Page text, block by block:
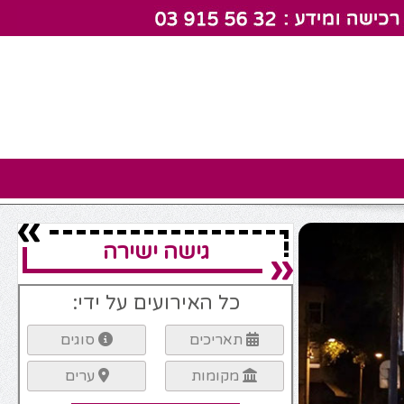
גישה ישירה
כל האירועים על ידי:
סוגים
תאריכים
ערים
מקומות